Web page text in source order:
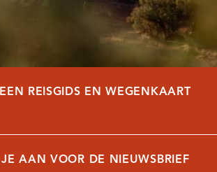
REISGIDS EN WEGENKAART
JE AAN VOOR DE NIEUWSBRIEF